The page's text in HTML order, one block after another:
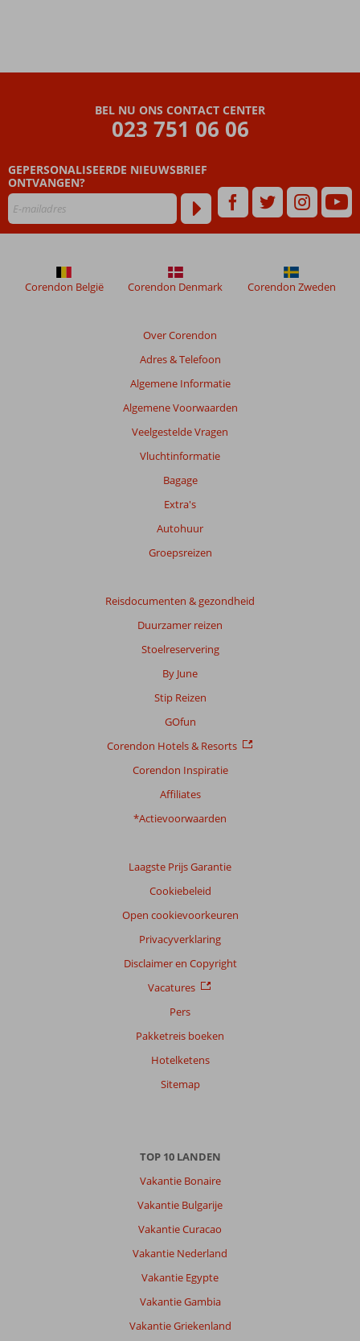
BEL NU ONS CONTACT CENTER
023 751 06 06
GEPERSONALISEERDE NIEUWSBRIEF
ONTVANGEN?
Over Corendon
Adres & Telefoon
Algemene Informatie
Algemene Voorwaarden
Veelgestelde Vragen
Vluchtinformatie
Bagage
Extra's
Autohuur
Groepsreizen
Reisdocumenten & gezondheid
Duurzamer reizen
Stoelreservering
By June
Stip Reizen
GOfun
Corendon Hotels & Resorts
Corendon Inspiratie
Affiliates
*Actievoorwaarden
Laagste Prijs Garantie
Cookiebeleid
Open cookievoorkeuren
Privacyverklaring
Disclaimer en Copyright
Vacatures
Pers
Pakketreis boeken
Hotelketens
Sitemap
Corendon België Corendon Denmark Corendon Zweden
TOP 10 LANDEN
Vakantie Bonaire
Vakantie Bulgarije
Vakantie Curacao
Vakantie Nederland
Vakantie Egypte
Vakantie Gambia
Vakantie Griekenland